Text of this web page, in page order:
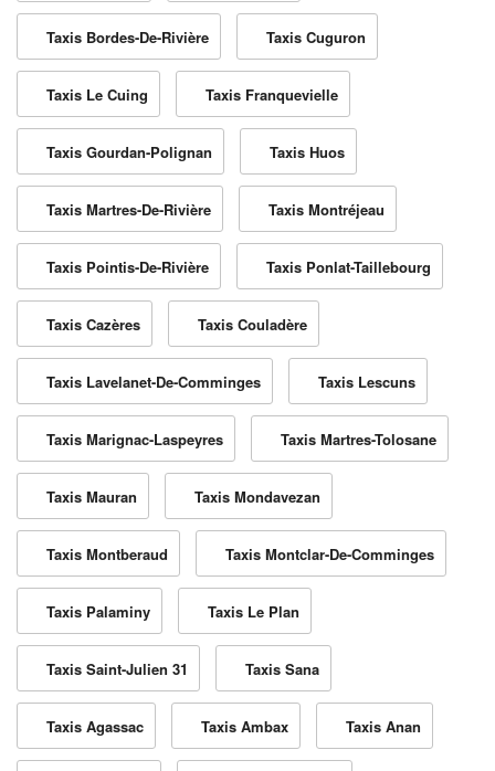
Taxis Bordes-De-Rivière Taxis Cuguron
Taxis Le Cuing Taxis Franquevielle
Taxis Gourdan-Polignan Taxis Huos
Taxis Martres-De-Rivière Taxis Montréjeau
Taxis Pointis-De-Rivière Taxis Ponlat-Taillebourg
Taxis Cazères Taxis Couladère
Taxis Lavelanet-De-Comminges Taxis Lescuns
Taxis Marignac-Laspeyres Taxis Martres-Tolosane
Taxis Mauran Taxis Mondavezan
Taxis Montberaud Taxis Montclar-De-Comminges
Taxis Palaminy Taxis Le Plan
Taxis Saint-Julien 31 Taxis Sana
Taxis Agassac Taxis Ambax Taxis Anan